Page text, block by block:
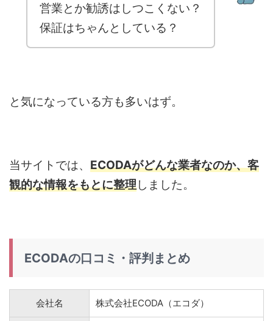
営業とか勧誘はしつこくない？
保証はちゃんとしている？
と気になっている方も多いはず。
当サイトでは、 ECODAがどんな業者なのか、客
観的な情報をもとに整理しました。
ECODAの口コミ・評判まとめ
会社名 株式会社ECODA（エコダ）